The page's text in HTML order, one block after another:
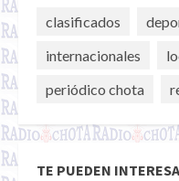
clasificados
internacionales
periódico chota
TE PUEDEN